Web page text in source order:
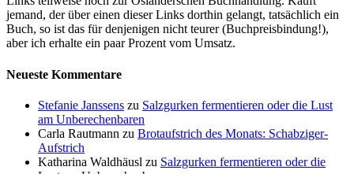
jemand, der über einen dieser Links dorthin gelangt, tatsächlich ein
Buch, so ist das für denjenigen nicht teurer (Buchpreisbindung!),
aber ich erhalte ein paar Prozent vom Umsatz.
Neueste Kommentare
Stefanie Janssens zu Salzgurken fermentieren oder die Lust
am Unberechenbaren
Carla Rautmann zu Brotaufstrich des Monats: Schabziger-
Aufstrich
Katharina Waldhäusl zu Salzgurken fermentieren oder die